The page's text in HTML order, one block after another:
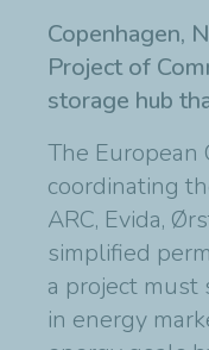
Copenhagen,
Project of
storage hub
The European
coordinating
ARC, Evida,
simplified
a project must
in energy